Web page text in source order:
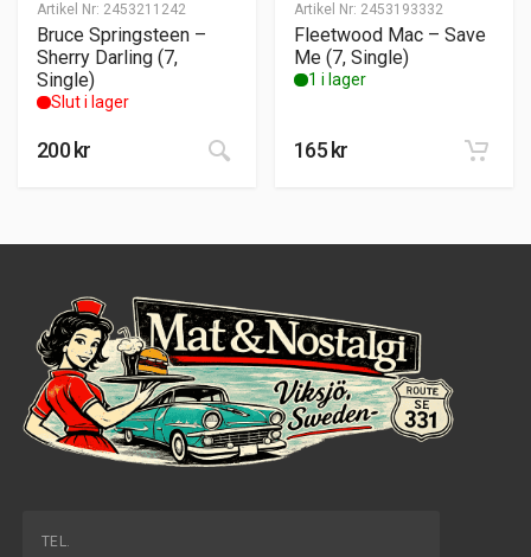
Artikel Nr: 2453211242
Bruce Springsteen –
Sherry Darling (7,
Single)
Slut i lager
200 kr
Artikel Nr: 2453193332
Fleetwood Mac – Save
Me (7, Single)
1 i lager
165 kr
TEL.